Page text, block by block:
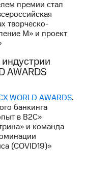
премии стал
творческо-
М» и проект
AWARDS
WORLD AWARDS.
банкинга
в B2С»
и команда
(COVID19)»